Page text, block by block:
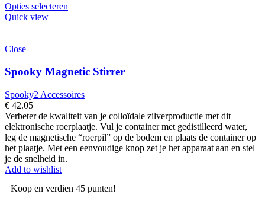
Opties selecteren
Quick view
Close
Spooky Magnetic Stirrer
Spooky2 Accessoires
€ 42.05
Verbeter de kwaliteit van je colloïdale zilverproductie met dit
elektronische roerplaatje. Vul je container met gedistilleerd water,
leg de magnetische “roerpil” op de bodem en plaats de container op
het plaatje. Met een eenvoudige knop zet je het apparaat aan en stel
je de snelheid in.
Add to wishlist
Koop en verdien 45 punten!